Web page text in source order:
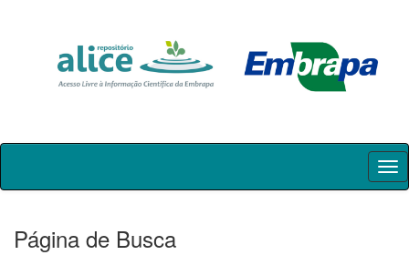
Skip
Página de Busca